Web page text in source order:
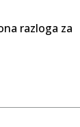
razloga za